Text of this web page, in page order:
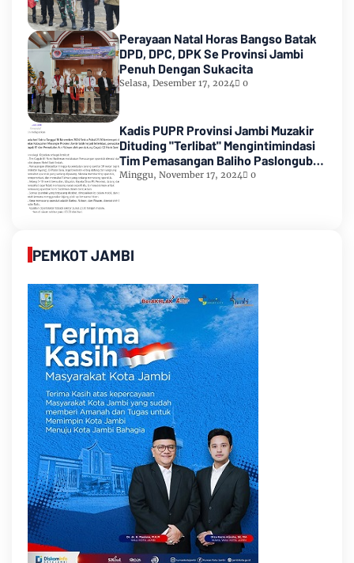
Perayaan Natal Horas Bangso Batak
DPD, DPC, DPK Se Provinsi Jambi
Penuh Dengan Sukacita
Selasa, Desember 17, 2024 0
Kadis PUPR Provinsi Jambi Muzakir
Dituding "Terlibat" Mengintimindasi
Tim Pemasangan Baliho Paslongub
Romi-Sudirman
Minggu, November 17, 2024 0
PEMKOT JAMBI